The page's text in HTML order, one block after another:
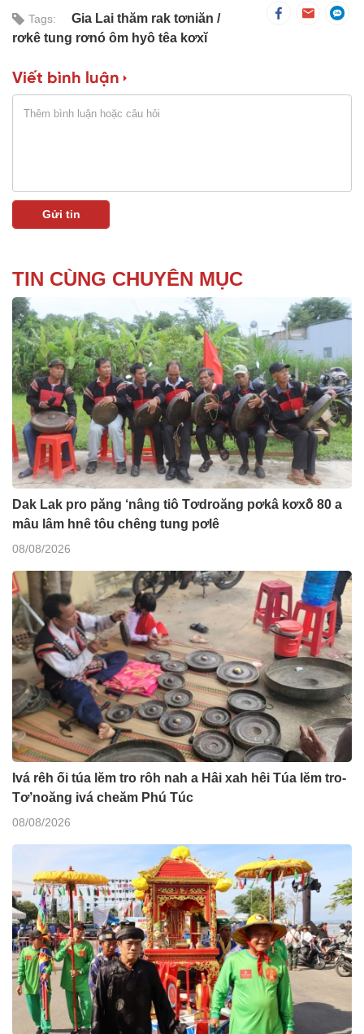
Tags:
Gia Lai thăm rak tơniăn
rơkê tung rơnó ôm hyô têa kơxĭ
Viết bình luận
TIN CÙNG CHUYÊN MỤC
Dak Lak pro păng ‘nâng tiô Tơdroăng pơkâ kơxô̆ 80 a
mâu lâm hnê tôu chêng tung pơlê
08/08/2026
Ivá rêh ối túa lĕm tro rôh nah a Hâi xah hêi Túa lĕm tro-
Tơ’noăng ivá cheăm Phú Túc
08/08/2026